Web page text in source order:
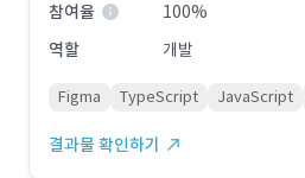
참여율
100%
역할
개발
Figma TypeScript JavaScript
결과물 확인하기